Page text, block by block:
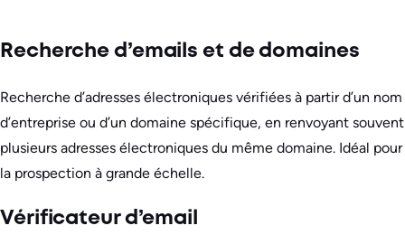
Recherche d’emails et de domaines
Recherche d’adresses électroniques vérifiées à partir d’un nom
d’entreprise ou d’un domaine spécifique, en renvoyant souvent
plusieurs adresses électroniques du même domaine. Idéal pour
la prospection à grande échelle.
Vérificateur d’email